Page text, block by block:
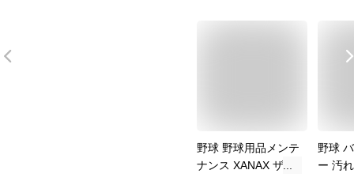
野球 野球用品メンテ
ナンス XANAX ザナ
野球
ー 汚